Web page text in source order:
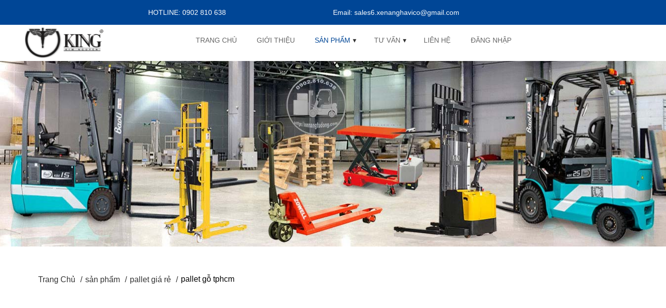
HOTLINE: 0902 810 638 Email: sales6.xenanghavico@gmail.com
TRANG CHỦ GIỚI THIỆU SẢN PHẨM ▾ TƯ VẤN ▾ LIÊN HỆ ĐĂNG NHẬP
Trang Chủ sản phẩm pallet giá rẻ pallet gỗ tphcm